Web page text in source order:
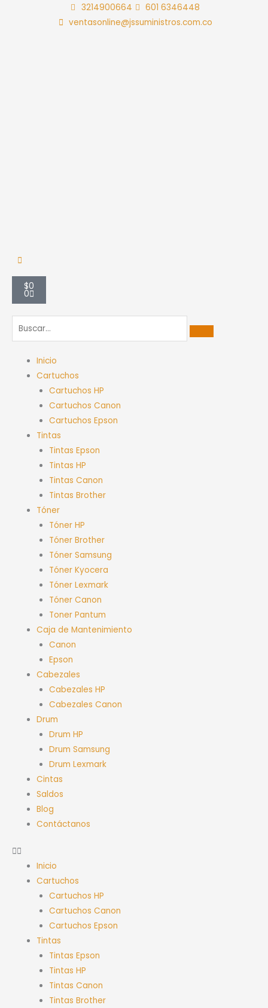
3214900664
601 6346448
ventasonline@jssuministros.com.co
$0
0
Carrito
Inicio
Cartuchos
Cartuchos HP
Cartuchos Canon
Cartuchos Epson
Tintas
Tintas Epson
Tintas HP
Tintas Canon
Tintas Brother
Tóner
Tóner HP
Tóner Brother
Tóner Samsung
Tóner Kyocera
Tóner Lexmark
Tóner Canon
Toner Pantum
Caja de Mantenimiento
Canon
Epson
Cabezales
Cabezales HP
Cabezales Canon
Drum
Drum HP
Drum Samsung
Drum Lexmark
Cintas
Saldos
Blog
Contáctanos
Inicio
Cartuchos
Cartuchos HP
Cartuchos Canon
Cartuchos Epson
Tintas
Tintas Epson
Tintas HP
Tintas Canon
Tintas Brother